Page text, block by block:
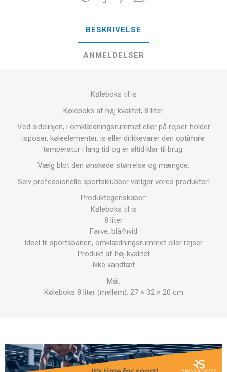
BESKRIVELSE
ANMELDELSER
Køleboks til is
Køleboks af høj kvalitet, 8 liter.
Ved sidelinjen, i omklædningsrummet eller på rejser holder
isposer, køleelementer, is eller drikkevarer den optimale
temperatur i lang tid og er altid klar til brug.
Vælg blot den ønskede størrelse og mængde.
Selv professionelle sportsklubber vælger vores produkter!
Produktegenskaber:
Køleboks til is
8 liter
Farve: blå/hvid
Ideel til sportsbanen, omklædningsrummet eller rejser
Produkt af høj kvalitet
Ikke vandtæt
Mål:
Køleboks 8 liter (mellem): 27 × 32 × 20 cm